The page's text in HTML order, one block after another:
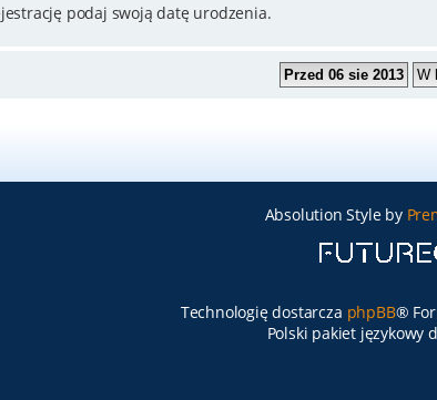
podaj swoją datę urodzenia.
Absolution Style by
Technologię dostarcza phpBB®
Polski pakiet językowy